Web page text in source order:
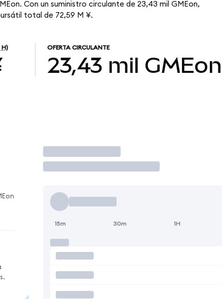
Con un suministro circulante de 23,43 mil GMEon,
total de 72,59 M ¥.
H) OFERTA CIRCULANTE
23,43 mil GMEon
Operar
15m 30m 1H